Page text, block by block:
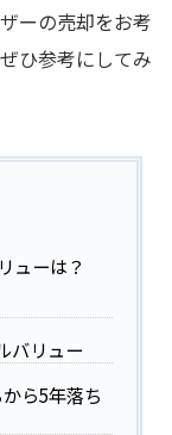
ーの売却をお考
ひ参考にしてみ
ューは？
バリュー
ら5年落ち